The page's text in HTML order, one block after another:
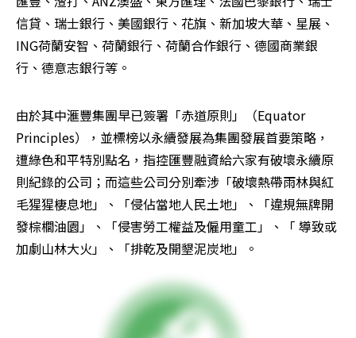
信貸、瑞士銀行、美國銀行、花旗、新加坡大華、星展、
ING荷蘭安智、荷蘭銀行、荷蘭合作銀行、德國商業銀
行、德意志銀行等。
由於其中滙豐集團早已簽署「赤道原則」（Equator
Principles），並標榜以永續發展為集團發展首要策略，
遭綠色和平特別點名，指控匯豐融資給六家有破壞永續原
則紀錄的公司；而這些公司分別牽涉「破壞熱帶雨林與紅
毛猩猩棲息地」、「侵佔當地人民土地」、「違規無牌開
發棕櫚油園」、「侵害勞工權益及僱用童工」、「 導致或
加劇山林大火」、「排乾及開墾泥炭地」。